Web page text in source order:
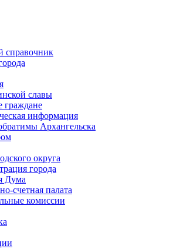
справочник
славы
граждане
информация
Архангельска
округа
города
Дума
счетная палата
комиссии